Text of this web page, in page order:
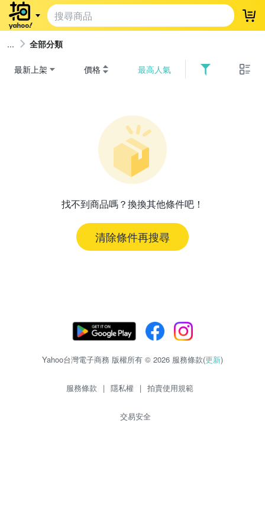
登
全部分類
最新上架 價格 最高人氣
找不到商品嗎？換換其他條件吧！
清除條件再搜尋
Yahoo台灣電子商務 版權所有 © 2026 服務條款(更新)
服務條款 | 隱私權 | 拍賣使用規範
交易安全